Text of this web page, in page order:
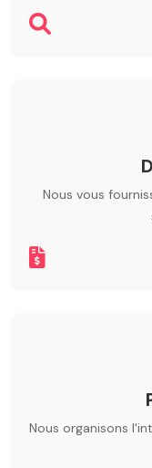
Nous vous
Nous organisons